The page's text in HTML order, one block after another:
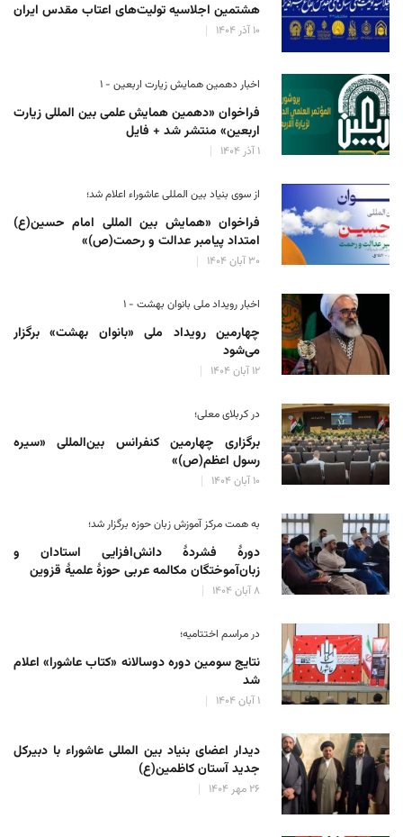
هشتمین اجلاسیه تولیت‌های اعتاب مقدس ایران
۱۰ آذر ۱۴۰۴
اخبار دهمین همایش زیارت اربعین - ۱
فراخوان «دهمین همایش علمی بین المللی زیارت
اربعین» منتشر شد + فایل
۱ آذر ۱۴۰۴
از سوی بنیاد بین المللی عاشوراء اعلام شد؛
فراخوان «همایش بین المللی امام حسین(ع)
امتداد پیامبر عدالت و رحمت(ص)»
۳۰ آبان ۱۴۰۴
اخبار رویداد ملی بانوان بهشت - ۱
چهارمین رویداد ملی «بانوان بهشت» برگزار
می‌شود
۱۲ آبان ۱۴۰۴
در کربلای معلی؛
برگزاری چهارمین کنفرانس بین‌المللی «سیره
رسول اعظم(ص)»
۱۰ آبان ۱۴۰۴
به همت مرکز آموزش زبان حوزه‌ برگزار شد؛
دورهٔ فشردهٔ دانش‌افزایی استادان و
زبان‌آموختگان مکالمه عربی حوزهٔ علمیهٔ قزوین
۸ آبان ۱۴۰۴
در مراسم اختتامیه؛
نتایج سومین دوره‌ دوسالانه‌ «کتاب عاشورا» اعلام
شد
۱ آبان ۱۴۰۴
دیدار اعضای بنیاد بین المللی عاشوراء با دبیرکل
جدید آستان کاظمین(ع)
۲۶ مهر ۱۴۰۴